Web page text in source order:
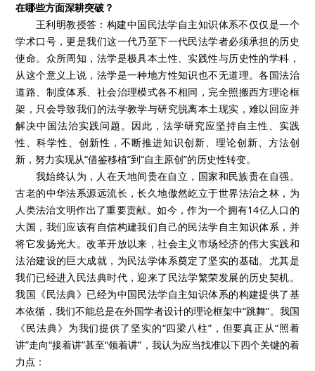
在哪些方面深耕突破？
王利明教授答：构建中国民法学自主知识体系不仅仅是一个
学术口号，更是我们这一代乃至下一代民法学者必须承担的历史
使命。众所周知，法学是极具本土性、实践性与历史性的学科，
从这个意义上说，法学是一种地方性知识也不无道理。各国法治
道路、制度体系、社会治理模式各不相同，完全照搬西方理论框
架，只会导致我们的法学教学与研究脱离本土现实，难以回应并
解决中国法治实践问题。因此，法学研究应坚持自主性、实践
性、科学性、创新性，不断推进知识创新、理论创新、方法创
新，努力实现从“借鉴移植”到“自主原创”的历史性转变。
我始终认为，人在天地间贵在自立，国家和民族贵在自强。
古老的中华法系源远流长，长久地傲然屹立于世界法治之林，为
人类法治文明作出了重要贡献。如今，作为一个拥有14亿人口的
大国，我们应该有自信构建我们自己的民法学自主知识体系，并
将它发扬光大。改革开放以来，社会主义市场经济的伟大实践和
法治建设的巨大成就，为民法学体系奠定了坚实的基础。尤其是
我们已经进入民法典时代，迎来了民法学繁荣发展的历史契机。
我国《民法典》已经为中国民法学自主知识体系的构建提供了基
本依循，我们不能总是在外国学者设计的理论框架中“跳舞”。我国
《民法典》为我们提供了坚实的“四梁八柱”，但要真正从“照着
讲”走向“接着讲”甚至“领着讲”，我认为应当找准以下四个关键的着
力点：